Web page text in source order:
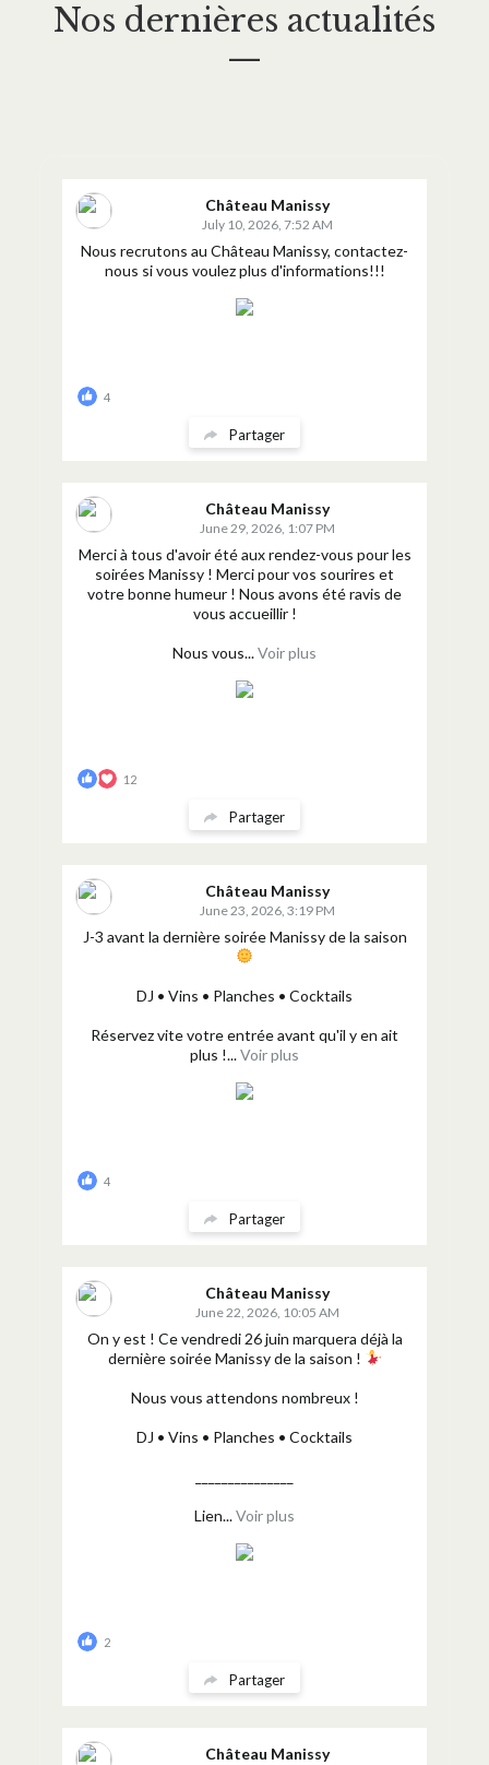
Nos dernières actualités
—
Château Manissy
July 10, 2026, 7:52 AM
Nous recrutons au Château Manissy, contactez-
nous si vous voulez plus d'informations!!!
4
Partager
Château Manissy
June 29, 2026, 1:07 PM
Merci à tous d'avoir été aux rendez-vous pour les
soirées Manissy ! Merci pour vos sourires et
votre bonne humeur ! Nous avons été ravis de
vous accueillir !
Nous vous...Voir plus
12
Partager
Château Manissy
June 23, 2026, 3:19 PM
J-3 avant la dernière soirée Manissy de la saison
DJ • Vins • Planches • Cocktails
Réservez vite votre entrée avant qu'il y en ait
plus !...Voir plus
4
Partager
Château Manissy
June 22, 2026, 10:05 AM
On y est ! Ce vendredi 26 juin marquera déjà la
dernière soirée Manissy de la saison !
Nous vous attendons nombreux !
DJ • Vins • Planches • Cocktails
Lien...Voir plus
2
Partager
Château Manissy